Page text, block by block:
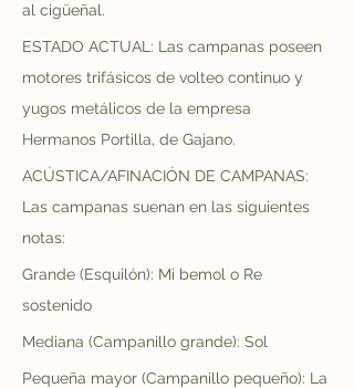
al cigüeñal.
ESTADO ACTUAL: Las campanas poseen
motores trifásicos de volteo continuo y
yugos metálicos de la empresa
Hermanos Portilla, de Gajano.
ACÚSTICA/AFINACIÓN DE CAMPANAS:
Las campanas suenan en las siguientes
notas:
Grande (Esquilón): Mi bemol o Re
sostenido
Mediana (Campanillo grande): Sol
Pequeña mayor (Campanillo pequeño): La